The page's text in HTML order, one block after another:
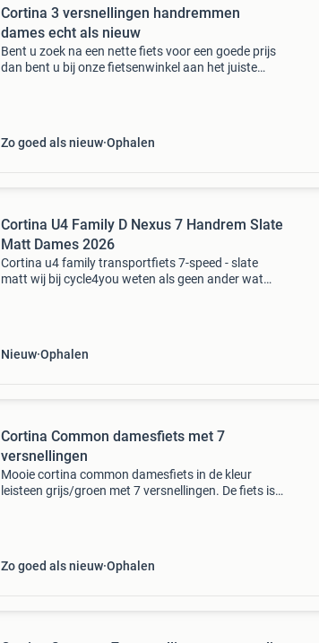
Cortina 3 versnellingen handremmen
dames echt als nieuw
Bent u zoek na een nette fiets voor een goede prijs
dan bent u bij onze fietsenwinkel aan het juiste
Zo goed als nieuw Ophalen
Cortina U4 Family D Nexus 7 Handrem Slate
Matt Dames 2026
Cortina u4 family transportfiets 7-speed - slate
matt wij bij cycle4you weten als geen ander wat
Nieuw Ophalen
Cortina Common damesfiets met 7
versnellingen
Mooie cortina common damesfiets in de kleur
leisteen grijs/groen met 7 versnellingen. De fiets is
Zo goed als nieuw Ophalen